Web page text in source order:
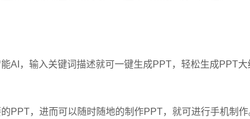
，输入关键词描述就可一键生成PPT，轻松生成PPT大
，进而可以随时随地的制作PPT，就可进行手机制作